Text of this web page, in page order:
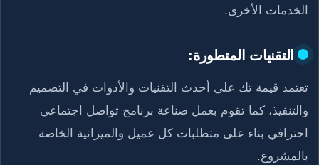
الخدمات الأخرى.
التقنيات المتطورة:
تعتمد قيمة تك على أحدث التقنيات والأدوات في التصميم
والتنفيذ، كما تقوم بعمل صناعة برنامج تواصل اجتماعي
احترافي بناء على متطلبات كل عميل والميزانية الخاصة
بالمشروع.